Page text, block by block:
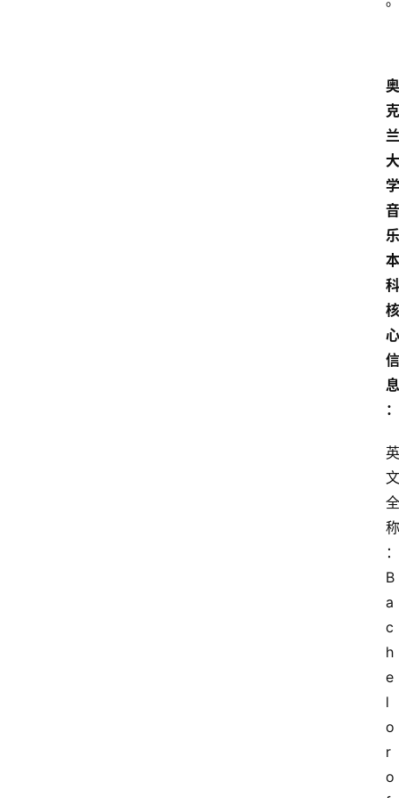
奥
克
兰
大
学
音
乐
本
科
核
心
信
息
：
英
文
全
称
：
B
a
c
h
e
l
o
r
o